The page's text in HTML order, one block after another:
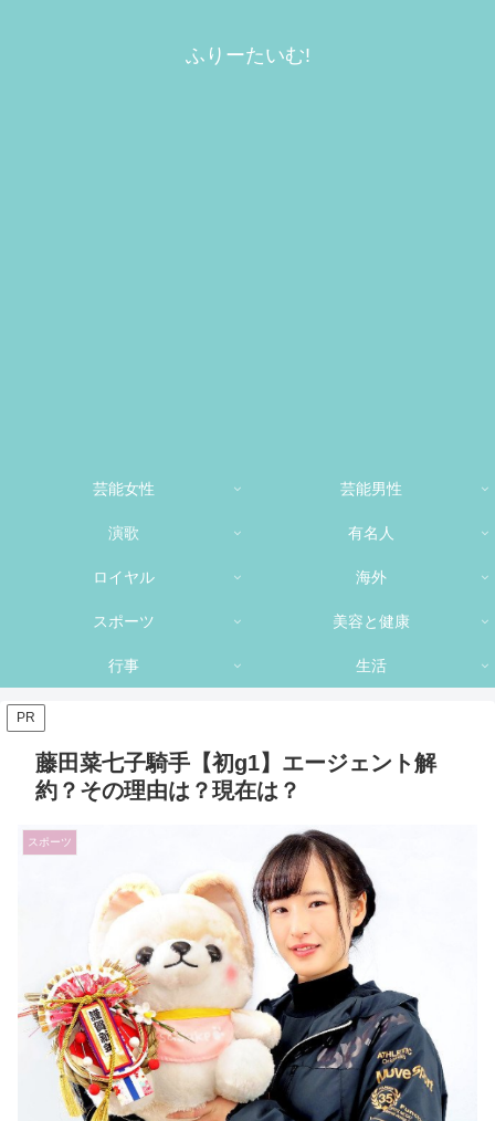
ふりーたいむ!
芸能女性 芸能男性
演歌 有名人
ロイヤル 海外
スポーツ 美容と健康
行事 生活
PR
藤田菜七子騎手【初g1】エージェント解
約？その理由は？現在は？
スポーツ